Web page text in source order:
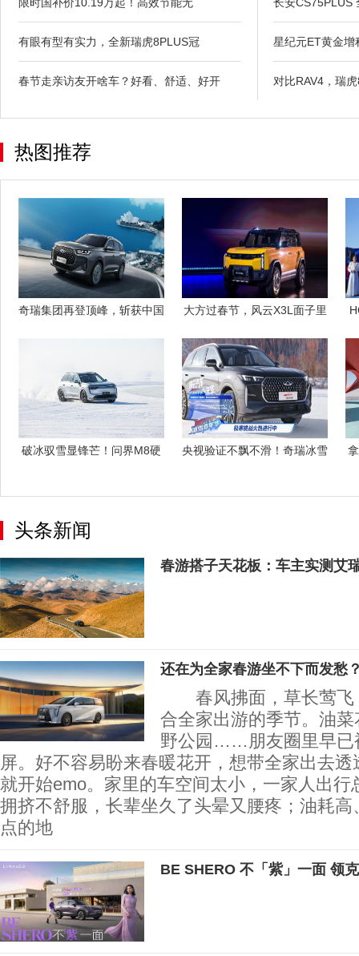
有眼有型有实力，全新瑞虎8PLUS冠
春节走亲访友开啥车？好看、舒适、好开
星纪元ET黄金增
对比RAV4，瑞
热图推荐
奇瑞集团再登顶峰，斩获中国
大方过春节，风云X3L面子里
破冰驭雪显锋芒！问界M8硬
央视验证不飘不滑！奇瑞冰雪
头条新闻
春游搭子天花板：车主实测艾
还在为全家春游坐不下而发愁
春风拂面，草长莺飞
合全家出游的季节。油
野公园……朋友圈里早已
屏。好不容易盼来春暖花开，想带全家出去
就开始emo。家里的车空间太小，一家人出行
拥挤不舒服，长辈坐久了头晕又腰疼；油耗
点的地
BE SHERO 不「紫」一面 领克